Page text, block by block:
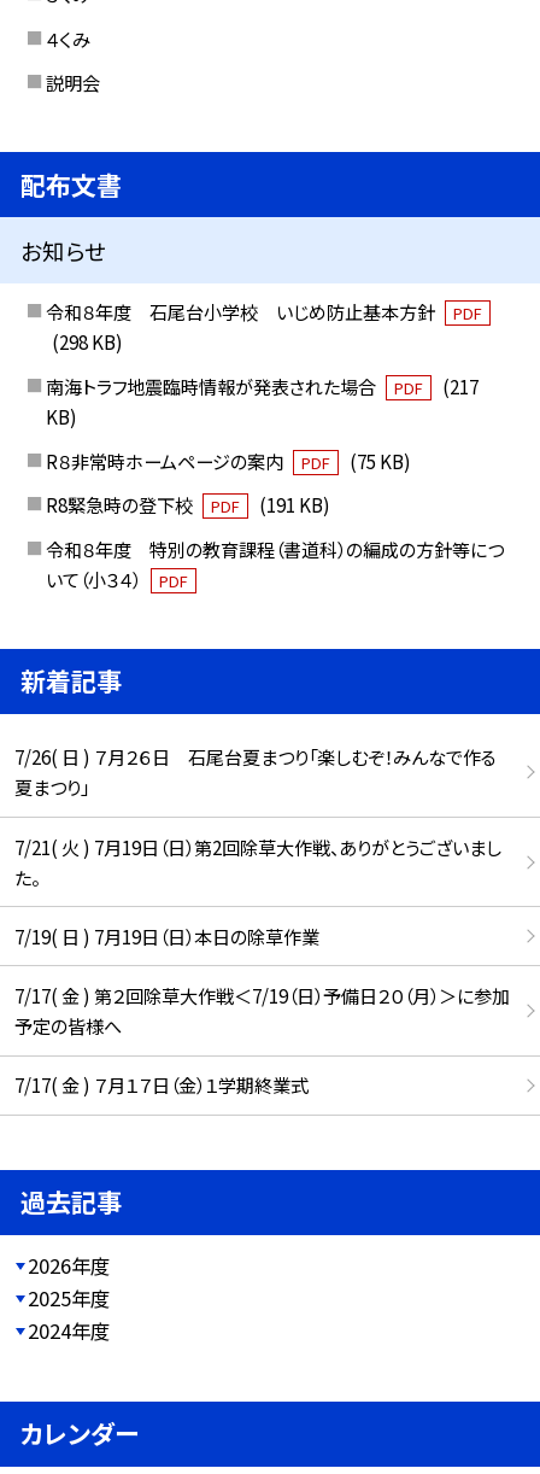
４くみ
説明会
配布文書
お知らせ
令和８年度 石尾台小学校 いじめ防止基本方針 PDF
(298 KB)
南海トラフ地震臨時情報が発表された場合
PDF
(217
KB)
R８非常時ホームページの案内
PDF
(75 KB)
R8緊急時の登下校
PDF
(191 KB)
令和８年度 特別の教育課程（書道科）の編成の方針等につ
いて（小３４）
PDF
新着記事
7/26( 日 ) ７月２６日 石尾台夏まつり「楽しむぞ！みんなで作る
夏まつり」
7/21( 火 ) 7月19日（日）第2回除草大作戦、ありがとうございまし
た。
7/19( 日 ) 7月19日（日）本日の除草作業
7/17( 金 ) 第２回除草大作戦＜7/19（日）予備日２０（月）＞に参加
予定の皆様へ
7/17( 金 ) ７月１７日（金）１学期終業式
過去記事
2026年度
2025年度
2024年度
カレンダー